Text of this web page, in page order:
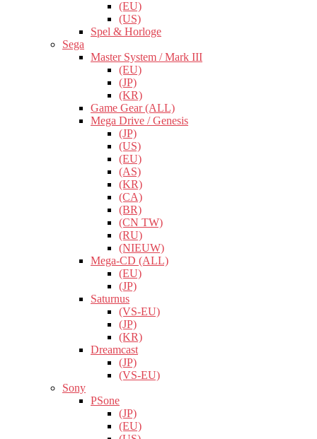
(EU)
(US)
Spel & Horloge
Sega
Master System / Mark III
(EU)
(JP)
(KR)
Game Gear (ALL)
Mega Drive / Genesis
(JP)
(US)
(EU)
(AS)
(KR)
(CA)
(BR)
(CN TW)
(RU)
(NIEUW)
Mega-CD (ALL)
(EU)
(JP)
Saturnus
(VS-EU)
(JP)
(KR)
Dreamcast
(JP)
(VS-EU)
Sony
PSone
(JP)
(EU)